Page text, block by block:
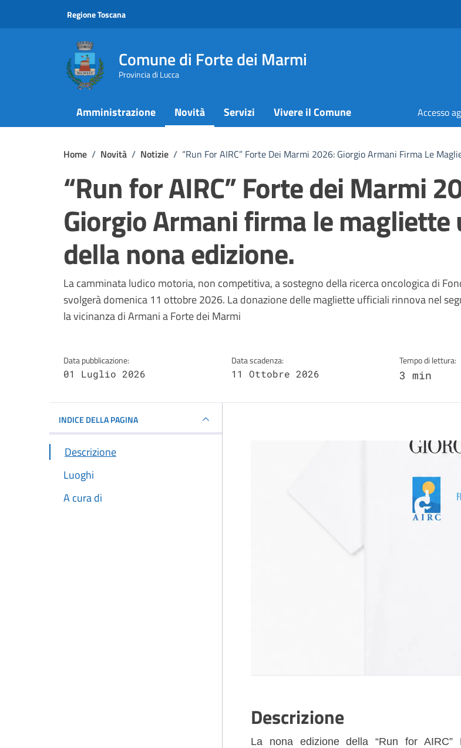
Regione Toscana
Comune di Forte dei Marmi
Provincia di Lucca
Amministrazione Novità Servizi Vivere il Comune Accesso
Home / Novità / Notizie / “Run For AIRC” Forte Dei Marmi 2026: Giorgio Armani Firma Le
“Run for AIRC” Forte dei Marmi
Giorgio Armani firma le
della nona edizione.
Dettagli della notizia
La camminata ludico motoria, non competitiva, a sostegno della ricerca oncologica di
svolgerà domenica 11 ottobre 2026. La donazione delle magliette ufficiali rinnova nel
la vicinanza di Armani a Forte dei Marmi
Data pubblicazione:
01 Luglio 2026
Data scadenza:
11 Ottobre 2026
Tempo di lettura:
3 min
INDICE DELLA PAGINA
Descrizione
Luoghi
A cura di
Descrizione
La nona edizione della “Run for